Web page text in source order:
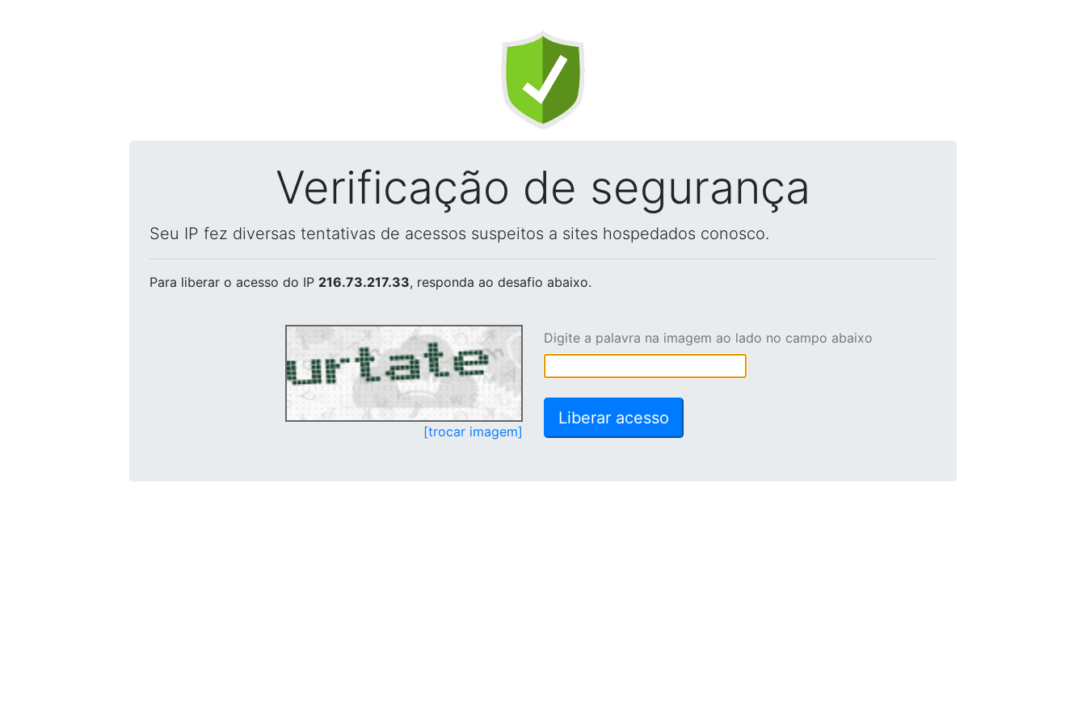
Verificação de segurança
Seu IP fez diversas tentativas de acessos suspeitos a sites hospedados conosco.
Para liberar o acesso do IP 216.73.217.33, responda ao desafio abaixo.
[trocar imagem]
Digite a palavra na imagem ao lado no campo abaixo